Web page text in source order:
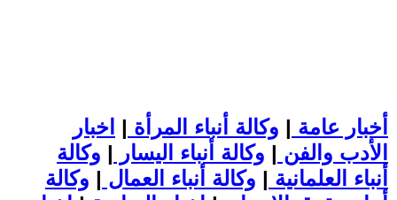
أخبار عامة | وكالة أنباء المرأة | اخبار
الأدب والفن | وكالة أنباء اليسار | وكالة
أنباء العلمانية | وكالة أنباء العمال | وكالة